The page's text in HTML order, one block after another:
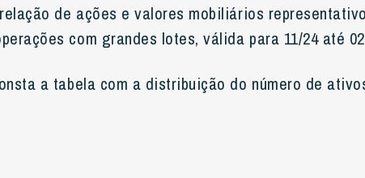
de ações e valores mobiliários
com grandes lotes, válida para 11/24 até
a tabela com a distribuição do número de